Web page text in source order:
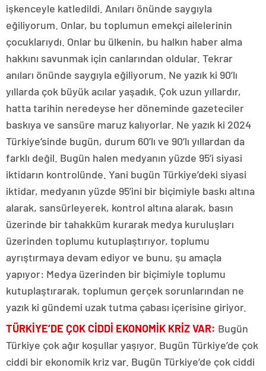
işkenceyle katledildi. Anıları önünde saygıyla
eğiliyorum. Onlar, bu toplumun emekçi ailelerinin
çocuklarıydı. Onlar bu ülkenin, bu halkın haber alma
hakkını savunmak için canlarından oldular. Tekrar
anıları önünde saygıyla eğiliyorum. Ne yazık ki 90’lı
yıllarda çok büyük acılar yaşadık. Çok uzun yıllardır,
hatta tarihin neredeyse her döneminde gazeteciler
baskıya ve sansüre maruz kalıyorlar. Ne yazık ki 2024
Türkiye’sinde bugün, durum 60’lı ve 90’lı yıllardan da
farklı değil. Bugün halen medyanın yüzde 95’i siyasi
iktidarın kontrolünde. Yani bugün Türkiye’deki siyasi
iktidar, medyanın yüzde 95’ini bir biçimiyle baskı altına
alarak, sansürleyerek, kontrol altına alarak, basın
üzerinde bir tahakküm kurarak medya kuruluşları
üzerinden toplumu kutuplaştırıyor, toplumu
ayrıştırmaya devam ediyor ve bunu, şu amaçla
yapıyor: Medya üzerinden bir biçimiyle toplumu
kutuplaştırarak, toplumun gerçek sorunlarından ne
yazık ki gündemi uzak tutma çabası içerisine giriyor.
TÜRKİYE’DE ÇOK CİDDİ EKONOMİK KRİZ VAR: Bugün
Türkiye çok ağır koşullar yaşıyor. Bugün Türkiye’de çok
ciddi bir ekonomik kriz var. Bugün Türkiye’de çok ciddi